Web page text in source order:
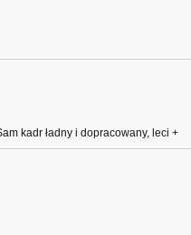
kadr ładny i dopracowany, leci +